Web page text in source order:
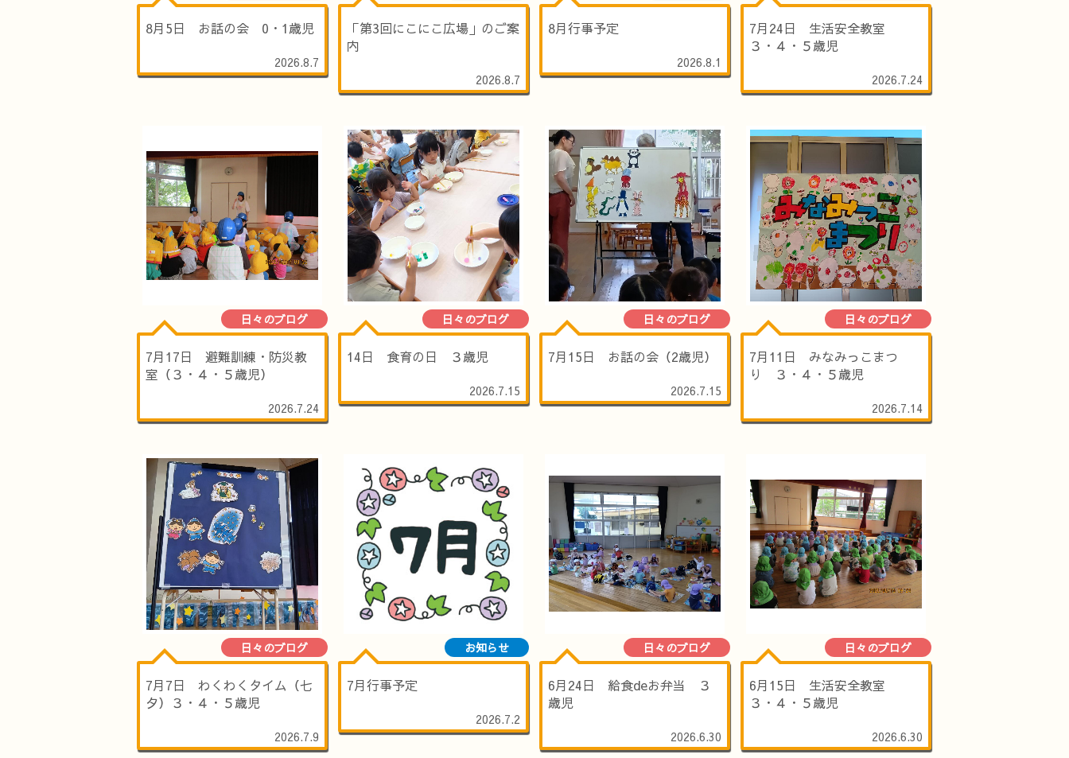
8月5日 お話の会 0・1歳児
2026.8.7
「第3回にこにこ広場」のご案
内
2026.8.7
8月行事予定
2026.8.1
7月24日 生活安全教室
３・４・５歳児
2026.7.24
日々のブログ
7月17日 避難訓練・防災教
室（３・４・５歳児）
2026.7.24
日々のブログ
14日 食育の日 ３歳児
2026.7.15
日々のブログ
7月15日 お話の会（2歳児）
2026.7.15
日々のブログ
7月11日 みなみっこまつ
り ３・４・５歳児
2026.7.14
日々のブログ
7月7日 わくわくタイム（七
夕）３・４・５歳児
2026.7.9
お知らせ
7月行事予定
2026.7.2
日々のブログ
6月24日 給食deお弁当 ３
歳児
2026.6.30
日々のブログ
6月15日 生活安全教室
３・４・５歳児
2026.6.30